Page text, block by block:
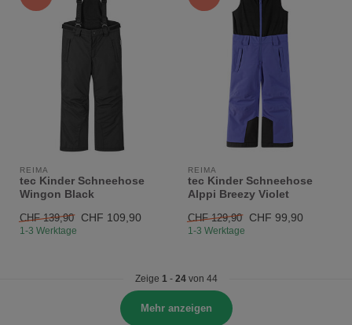
REIMA
tec Kinder Schneehose
Wingon Black
CHF 139,90 CHF 109,90
1-3 Werktage
REIMA
tec Kinder Schneehose
Alppi Breezy Violet
CHF 129,90 CHF 99,90
1-3 Werktage
Zeige 1- 24von 44
Mehr anzeigen